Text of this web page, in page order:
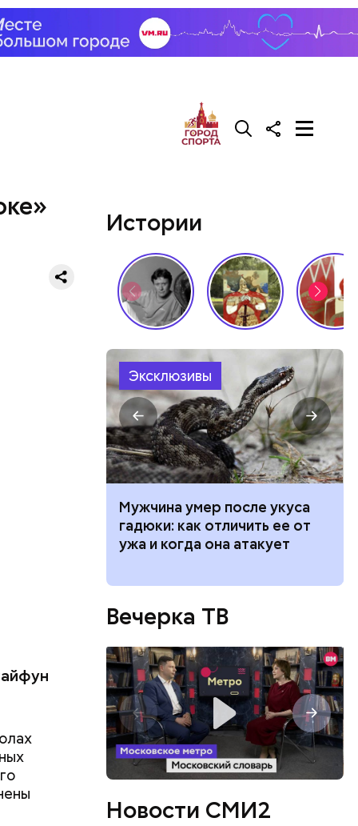
море
Истории
Эксклюзивы
Мужчина умер после укуса
гадюки: как отличить ее от
ужа и когда она атакует
Вечерка ТВ
Новости СМИ2